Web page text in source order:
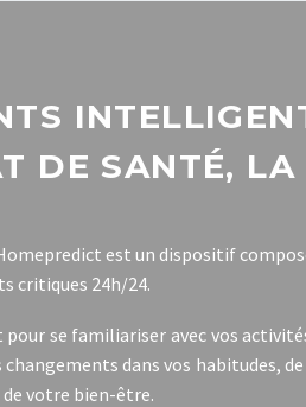
DE SANTÉ,
est un dispositif
critiques 24h/24.
se familiariser avec vos
dans vos habitudes,
votre bien-être.